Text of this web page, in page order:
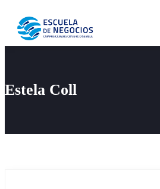
Estela Coll